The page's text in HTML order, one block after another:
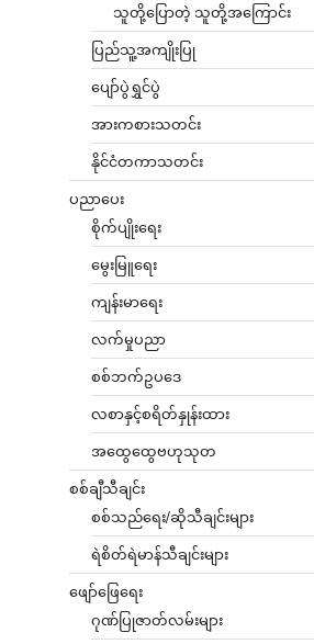
သူတို့ပြောတဲ့ သူတို့အကြောင်း
ပြည်သူ့အကျိုးပြု
ပျော်ပွဲရွှင်ပွဲ
အားကစားသတင်း
နိုင်ငံတကာသတင်း
ပညာပေး
စိုက်ပျိုးရေး
မွေးမြူရေး
ကျန်းမာရေး
လက်မှုပညာ
စစ်ဘက်ဥပဒေ
လစာနှင့်စရိတ်နှုန်းထား
အထွေထွေဗဟုသုတ
စစ်ချီသီချင်း
စစ်သည်ရေး/ဆိုသီချင်းများ
ရဲစိတ်ရဲမာန်သီချင်းများ
ဖျော်ဖြေရေး
ဂုဏ်ပြုဇာတ်လမ်းများ